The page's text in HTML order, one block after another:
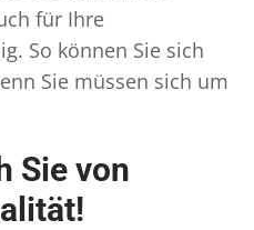
für Ihre
So können Sie sich
Sie müssen sich um
Sie von